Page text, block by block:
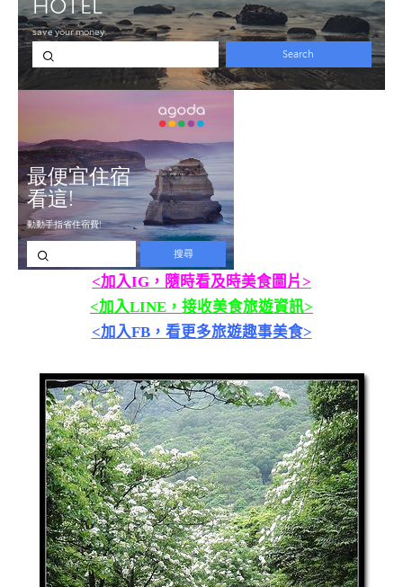
<加入IG，隨時看及時美食圖片>
<加入LINE，接收美食旅遊資訊>
<加入FB，看更多旅遊趣事美食>